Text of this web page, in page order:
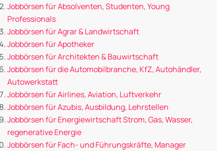
Jobbörsen für Absolventen, Studenten, Young
Professionals
Jobbörsen für Agrar & Landwirtschaft
Jobbörsen für Apotheker
Jobbörsen für Architekten & Bauwirtschaft
Jobbörsen für die Automobilbranche, KfZ, Autohändler,
Autowerkstatt
Jobbörsen für Airlines, Aviation, Luftverkehr
Jobbörsen für Azubis, Ausbildung, Lehrstellen
Jobbörsen für Energiewirtschaft Strom, Gas, Wasser,
regenerative Energie
Jobbörsen für Fach- und Führungskräfte, Manager